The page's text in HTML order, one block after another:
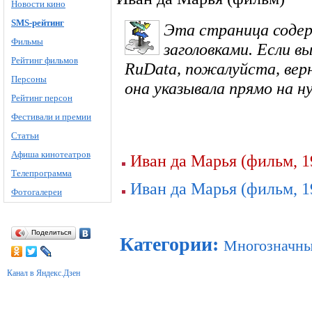
Новости кино
SMS-рейтинг
Фильмы
Рейтинг фильмов
Персоны
Рейтинг персон
Фестивали и премии
Статьи
Афиша кинотеатров
Телепрограмма
Фотогалереи
Поделиться
Канал в Яндекс.Дзен
Эта страница
заголовками. Если
RuData, пожалуйста,
она указывала прямо на
Иван да Марья (фильм,
Иван да Марья (фильм,
Категории: